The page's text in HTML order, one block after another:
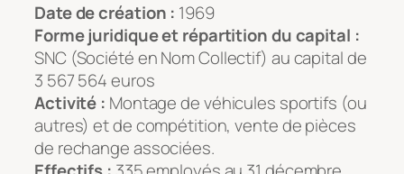
Date de création : 1969
Forme juridique et répartition du capital :
SNC (Société en Nom Collectif) au capital de
3 567 564 euros
Activité : Montage de véhicules sportifs (ou
autres) et de compétition, vente de pièces
de rechange associées.